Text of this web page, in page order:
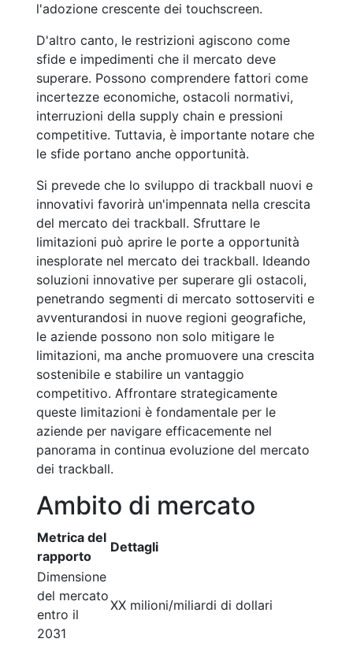
l'adozione crescente dei touchscreen.
D'altro canto, le restrizioni agiscono come
sfide e impedimenti che il mercato deve
superare. Possono comprendere fattori come
incertezze economiche, ostacoli normativi,
interruzioni della supply chain e pressioni
competitive. Tuttavia, è importante notare che
le sfide portano anche opportunità.
Si prevede che lo sviluppo di trackball nuovi e
innovativi favorirà un'impennata nella crescita
del mercato dei trackball. Sfruttare le
limitazioni può aprire le porte a opportunità
inesplorate nel mercato dei trackball. Ideando
soluzioni innovative per superare gli ostacoli,
penetrando segmenti di mercato sottoserviti e
avventurandosi in nuove regioni geografiche,
le aziende possono non solo mitigare le
limitazioni, ma anche promuovere una crescita
sostenibile e stabilire un vantaggio
competitivo. Affrontare strategicamente
queste limitazioni è fondamentale per le
aziende per navigare efficacemente nel
panorama in continua evoluzione del mercato
dei trackball.
Ambito di mercato
Metrica del
rapporto
Dettagli
Dimensione
del mercato
entro il
2031
XX milioni/miliardi di dollari